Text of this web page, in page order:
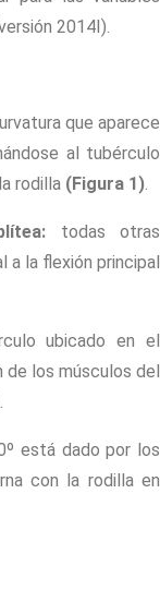
2014I).
que aparece
al tubérculo
rodilla (Figura 1).
todas otras
a la flexión principal
ubicado en el
de los músculos del
.
está dado por los
con la rodilla en